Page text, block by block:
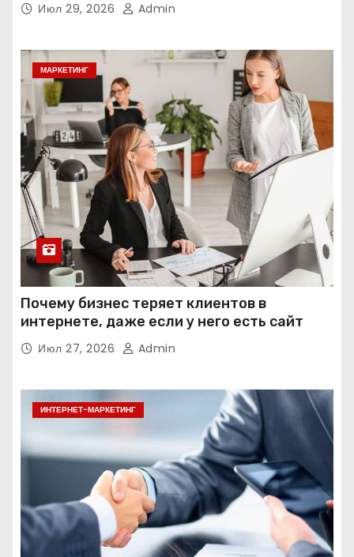
Июл 29, 2026 Admin
МАРКЕТИНГ
Почему бизнес теряет клиентов в
интернете, даже если у него есть сайт
Июл 27, 2026 Admin
ИНТЕРНЕТ-МАРКЕТИНГ